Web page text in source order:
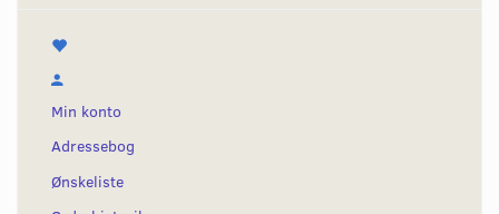
Min konto
Adressebog
Ønskeliste